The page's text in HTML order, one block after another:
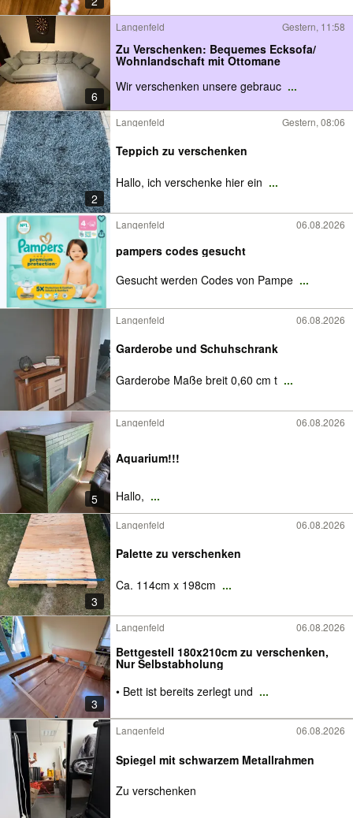
6
Langenfeld Gestern, 11:58
Zu Verschenken: Bequemes Ecksofa/
Wohnlandschaft mit Ottomane
Wir verschenken unsere gebrauc ...
2
Langenfeld Gestern, 08:06
Teppich zu verschenken
Hallo, ich verschenke hier ein ...
Langenfeld 06.08.2026
pampers codes gesucht
Gesucht werden Codes von Pampe ...
Langenfeld 06.08.2026
Garderobe und Schuhschrank
Garderobe Maße breit 0,60 cm t ...
5
Langenfeld 06.08.2026
Aquarium!!!
Hallo, ...
3
Langenfeld 06.08.2026
Palette zu verschenken
Ca. 114cm x 198cm ...
3
Langenfeld 06.08.2026
Bettgestell 180x210cm zu verschenken,
Nur Selbstabholung
• Bett ist bereits zerlegt und ...
Langenfeld 06.08.2026
Spiegel mit schwarzem Metallrahmen
Zu verschenken